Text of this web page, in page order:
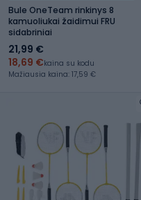
Bule OneTeam rinkinys 8
kamuoliukai žaidimui FRU
sidabriniai
21,99 €
18,69 €kaina su kodu
Mažiausia kaina: 17,59 €